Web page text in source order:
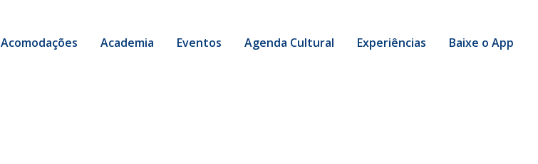
Acomodações Academia Eventos Agenda Cultural Experiências Baixe o App